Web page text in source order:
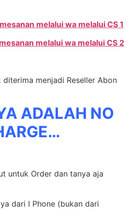
melalui wa melalui CS 1
melalui wa melalui CS 2
diterima menjadi Reseller Abon
ADALAH NO
untuk Order dan tanya aja
dari I Phone (bukan dari